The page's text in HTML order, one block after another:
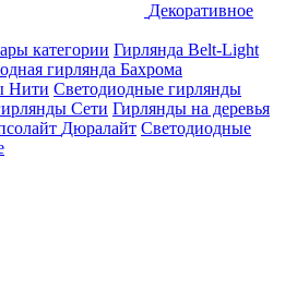
Декоративное
категории Гирлянда Belt-Light
гирлянда Бахрома
Нити Светодиодные гирлянды
Сети Гирлянды на деревья
Дюралайт Светодиодные